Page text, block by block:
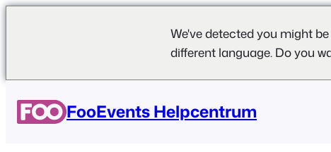
We've detected you might
different language. Do you
FooEvents Helpcentrum